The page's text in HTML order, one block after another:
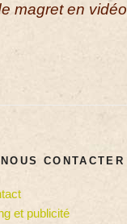
magret en vidéo
CONTACTER
et publicité